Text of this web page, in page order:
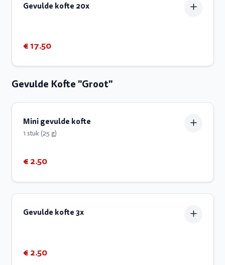
Gevulde kofte 20x
€ 17.50
Gevulde Kofte "Groot"
Mini gevulde kofte
1 stuk (25 g)
€ 2.50
Gevulde kofte 3x
€ 2.50